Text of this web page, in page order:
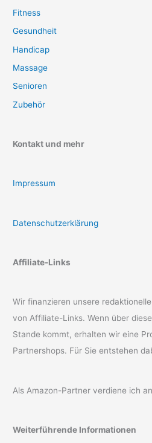
Fitness
Gesundheit
Handicap
Massage
Senioren
Zubehör
Kontakt und mehr
Impressum
Datenschutzerklärung
Affiliate-Links
Wir finanzieren unsere
von Affiliate-Links. Wenn über
Stande kommt, erhalten wir eine
Partnershops. Für Sie entstehen
Als Amazon-Partner verdiene ich
Weiterführende Informationen